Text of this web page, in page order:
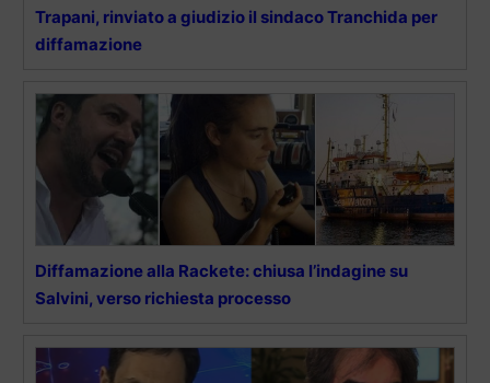
Trapani, rinviato a giudizio il sindaco Tranchida per
diffamazione
Diffamazione alla Rackete: chiusa l’indagine su
Salvini, verso richiesta processo